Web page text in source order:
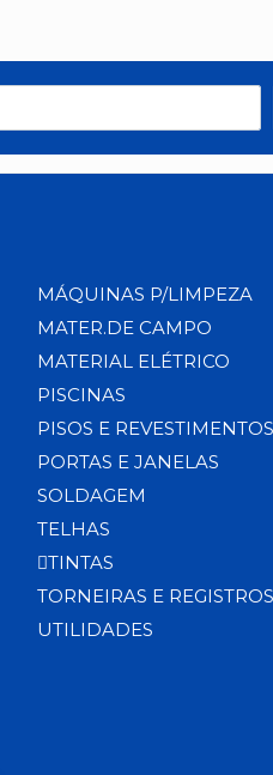
MÁQUINAS P/LIMPEZA
MATER.DE CAMPO
MATERIAL ELÉTRICO
PISCINAS
PISOS E REVESTIMENTOS
PORTAS E JANELAS
SOLDAGEM
TELHAS
TINTAS
TORNEIRAS E REGISTROS
UTILIDADES